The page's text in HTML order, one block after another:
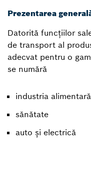
Prezentarea
Datorită funcțiilor
de transport al
adecvat pentru o
se numără
industria
sănătate
auto și electrică